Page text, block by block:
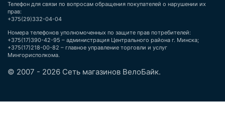
Телефон для связи по вопросам обращения покупателей о нарушении их
прав:
+375(29)332-04-04
Номера телефонов уполномоченных по защите прав потребителей:
+375(17)390-42-95 – администрация Центрального района г. Минска;
+375(17)218-00-82 – главное управление торговли и услуг
Мингорисполкома.
© 2007 - 2026 Сеть магазинов ВелоБайк.